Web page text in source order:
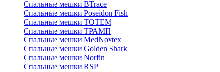
Спальные мешки BTrace
Спальные мешки Poseidon Fish
Спальные мешки ТОТЕМ
Спальные мешки ТРАМП
Cпальные мешки MedNovtex
Спальные мешки Golden Shark
Спальные мешки Norfin
Спальные мешки RSP